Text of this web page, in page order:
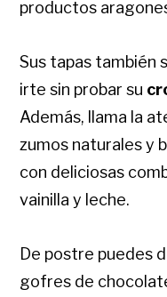
productos
Sus tapas también
irte sin probar su
Además, llama la
zumos naturales y
con deliciosas
vainilla y leche.
De postre puedes
gofres de